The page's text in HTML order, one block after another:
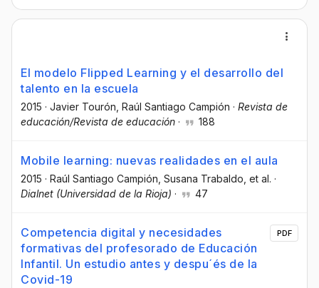
El modelo Flipped Learning y el desarrollo del
talento en la escuela
2015 · Javier Tourón , Raúl Santiago Campión · Revista de
educación/Revista de educación · 188
Mobile learning: nuevas realidades en el aula
2015 · Raúl Santiago Campión , Susana Trabaldo , et al. ·
Dialnet (Universidad de la Rioja) · 47
Competencia digital y necesidades
formativas del profesorado de Educación
Infantil. Un estudio antes y despu´és de la
Covid-19
PDF